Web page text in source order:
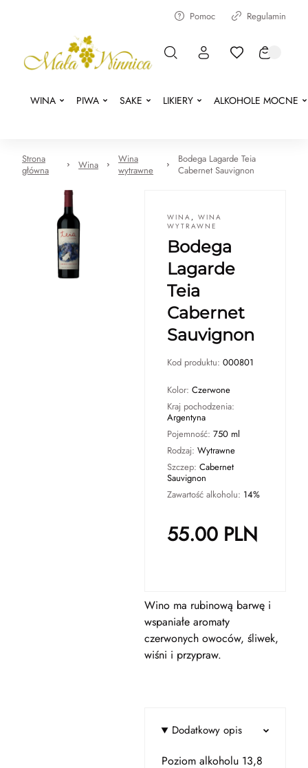
Pomoc Regulamin
WINA PIWA SAKE LIKIERY ALKOHOLE MOCNE
Strona
główna
Wina
Wina
wytrawne
Bodega Lagarde Teia
Cabernet Sauvignon
WINA , WINA
WYTRAWNE
Bodega
Lagarde
Teia
Cabernet
Sauvignon
Kod produktu: 000801
Kolor: Czerwone
Kraj pochodzenia:
Argentyna
Pojemność: 750 ml
Rodzaj: Wytrawne
Szczep: Cabernet
Sauvignon
Zawartość alkoholu: 14%
55.00PLN
Wino ma rubinową barwę i
wspaniałe aromaty
czerwonych owoców, śliwek,
wiśni i przypraw.
Dodatkowy opis
Poziom alkoholu 13,8